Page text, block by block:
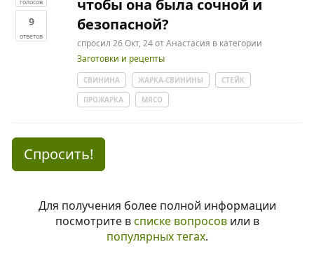
голосов
9
ответов
чтобы она была сочной и
безопасной?
спросил 26 Окт, 24отАнастасия в категории
Заготовки и рецепты
СВИНИНА ЖАРКА-СВИНИНЫ
СТЕЙК
ПРОЖАРКА
МЯСО
Спросить!
Для получения более полной информации
посмотрите всписке вопросовили в
популярных тегах.